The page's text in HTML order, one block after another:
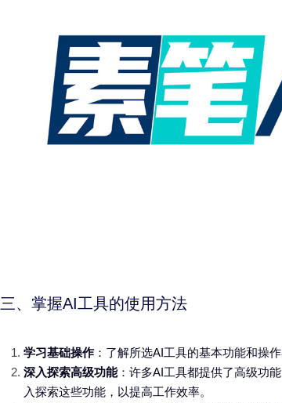
三、掌握AI工具的使用方法
学习基础操作 ：了解所选AI工具的基本功能和操
深入探索高级功能：许多AI工具都提供了高级功
入探索这些功能，以提高工作效率。